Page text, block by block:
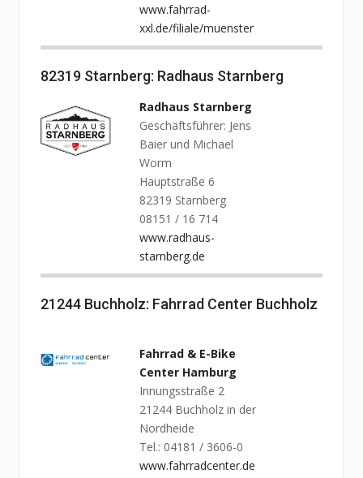
www.fahrrad-
xxl.de/filiale/muenster
82319 Starnberg: Radhaus Starnberg
Radhaus Starnberg
Geschäftsführer: Jens
Baier und Michael
Worm
Hauptstraße 6
82319 Starnberg
08151 / 16 714
www.radhaus-
starnberg.de
21244 Buchholz: Fahrrad Center Buchholz
Fahrrad & E-Bike
Center Hamburg
Innungsstraße 2
21244 Buchholz in der
Nordheide
Tel.: 04181 / 3606-0
www.fahrradcenter.de